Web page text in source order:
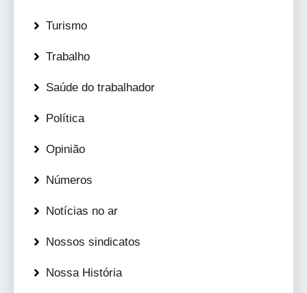
Turismo
Trabalho
Saúde do trabalhador
Política
Opinião
Números
Notícias no ar
Nossos sindicatos
Nossa História